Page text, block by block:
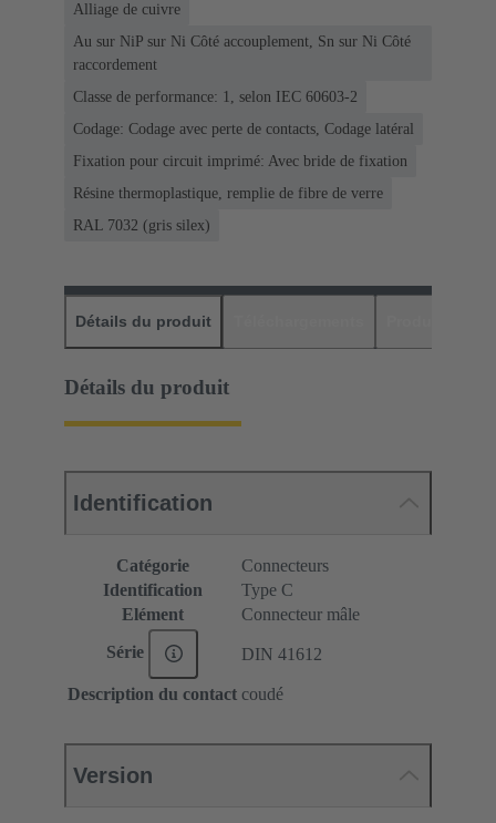
Alliage de cuivre
Au sur NiP sur Ni Côté accouplement, Sn sur Ni Côté
raccordement
Classe de performance: 1, selon IEC 60603-2
Codage: Codage avec perte de contacts, Codage latéral
Fixation pour circuit imprimé: Avec bride de fixation
Résine thermoplastique, remplie de fibre de verre
RAL 7032 (gris silex)
Détails du produit
Détails du produit
Identification
Catégorie
Connecteurs
Identification
Type C
Elément
Connecteur mâle
Série DIN 41612
Description du contact coudé
Version